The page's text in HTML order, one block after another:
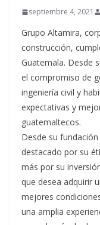
septiembre 4, 2021
Grupo Altamira,
construcción,
Guatemala. Desde
el compromiso de
ingeniería civil y
expectativas y
guatemaltecos.
Desde su
destacado por su
más por su
que desea adquirir
mejores
una amplia